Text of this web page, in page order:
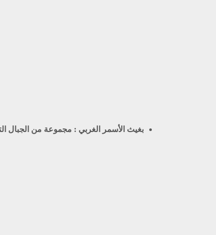
بغيث الأسمر الغربي : مجموعة من الجبال